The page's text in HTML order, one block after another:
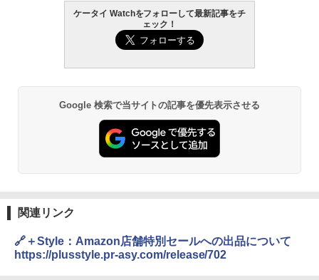
ケータイ Watchをフォローして最新記事をチ
ェック！
Google 検索で当サイトの記事を優先表示させる
関連リンク
🔗＋Style：Amazon店舗特別セールへの出品について
https://plusstyle.pr-asy.com/release/702